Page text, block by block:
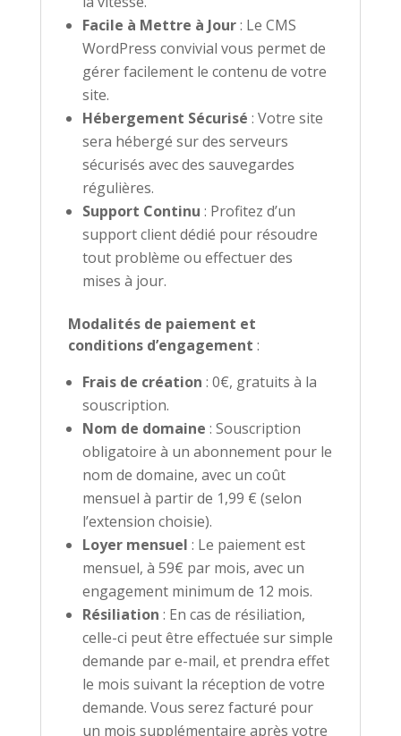
Facile à Mettre à Jour: Le CMS
WordPress convivial vous permet de
gérer facilement le contenu de votre
site.
Hébergement Sécurisé : Votre site
sera hébergé sur des serveurs
sécurisés avec des sauvegardes
régulières.
Support Continu : Profitez d’un
support client dédié pour résoudre
tout problème ou effectuer des
mises à jour.
Modalités de paiement et
conditions d’engagement :
Frais de création : 0€, gratuits à la
souscription.
Nom de domaine : Souscription
obligatoire à un abonnement pour le
nom de domaine, avec un coût
mensuel à partir de 1,99 € (selon
l’extension choisie).
Loyer mensuel : Le paiement est
mensuel, à 59€ par mois, avec un
engagement minimum de 12 mois.
Résiliation : En cas de résiliation,
celle-ci peut être effectuée sur simple
demande par e-mail, et prendra effet
le mois suivant la réception de votre
demande. Vous serez facturé pour
un mois supplémentaire après votre